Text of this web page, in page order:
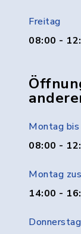
Freitag
08:00 -
Montag
08:00 -
Montag
14:00 -